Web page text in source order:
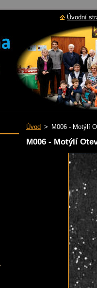
Úvod > M006 - Motýlí
M006 - Motýlí
Úvodní